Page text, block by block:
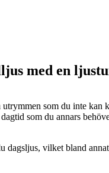
med en
som du inte kan
som du annars
dagsljus, vilket bland